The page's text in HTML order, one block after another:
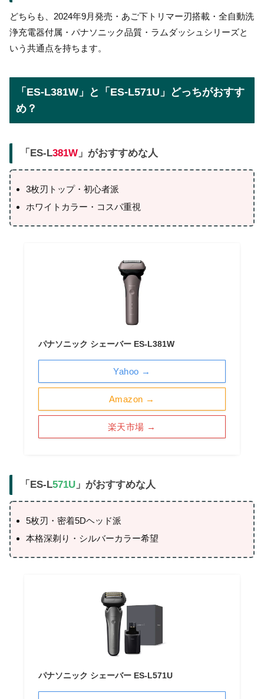
どちらも、2024年9月発売・あご下トリマー刃搭載・全自動洗
浄充電器付属・パナソニック品質・ラムダッシュシリーズと
いう共通点を持ちます。
「ES-L381W」と「ES-L571U」どっちがおすす
め？
「ES-L381W 」がおすすめな人
3枚刃トップ・初心者派
ホワイトカラー・コスパ重視
パナソニック シェーバー ES-L381W
Amazon →
楽天市場 →
Yahoo →
「ES-L571U 」がおすすめな人
5枚刃・密着5Dヘッド派
本格深剃り・シルバーカラー希望
パナソニック シェーバー ES-L571U